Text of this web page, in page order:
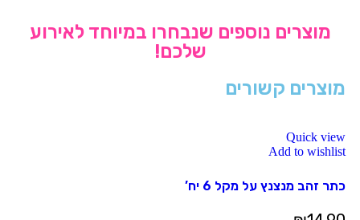
מוצרים נוספים שנבחרו במיוחד לאירוע
שלכם!
מוצרים קשורים
Quick view
Add to wishlist
כתר זהב מנצנץ על מקל 6 יח’